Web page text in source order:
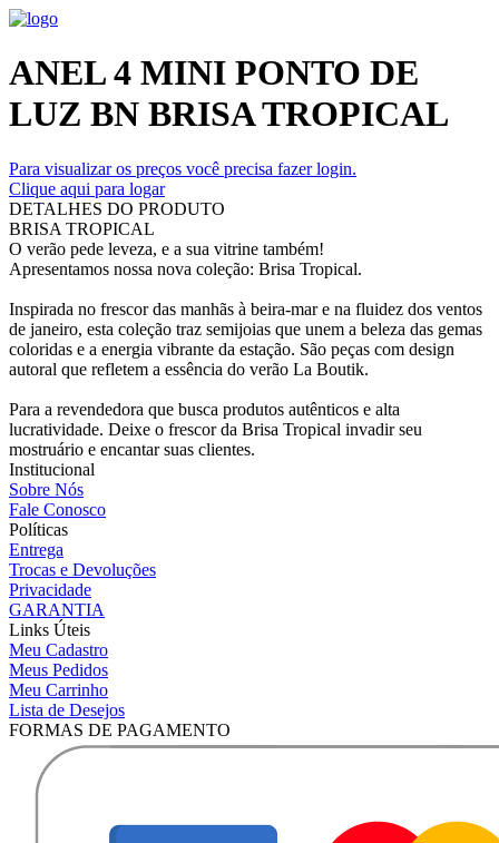
ANEL 4 MINI PONTO DE
LUZ BN BRISA TROPICAL
Para visualizar os preços você precisa fazer login.
Clique aqui para logar
DETALHES DO PRODUTO
BRISA TROPICAL
O verão pede leveza, e a sua vitrine também!
Apresentamos nossa nova coleção: Brisa Tropical.
Inspirada no frescor das manhãs à beira-mar e na fluidez dos ventos
de janeiro, esta coleção traz semijoias que unem a beleza das gemas
coloridas e a energia vibrante da estação. São peças com design
autoral que refletem a essência do verão La Boutik.
Para a revendedora que busca produtos autênticos e alta
lucratividade. Deixe o frescor da Brisa Tropical invadir seu
mostruário e encantar suas clientes.
Institucional
Sobre Nós
Fale Conosco
Políticas
Entrega
Trocas e Devoluções
Privacidade
GARANTIA
Links Úteis
Meu Cadastro
Meus Pedidos
Meu Carrinho
Lista de Desejos
FORMAS DE PAGAMENTO